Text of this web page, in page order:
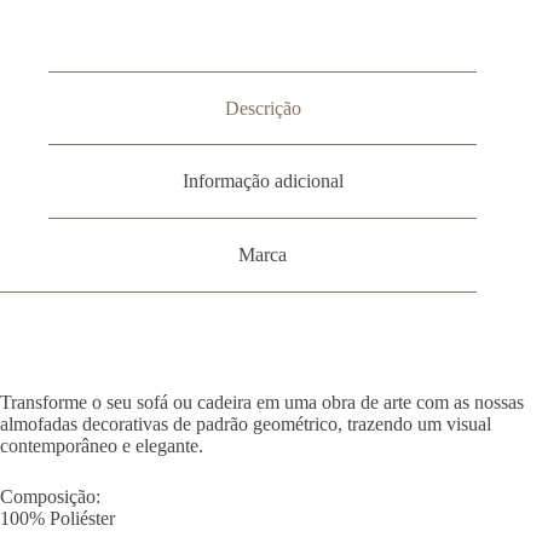
Descrição
Informação adicional
Marca
Transforme o seu sofá ou cadeira em uma obra de arte com as nossas
almofadas decorativas de padrão geométrico, trazendo um visual
contemporâneo e elegante.
Composição:
100% Poliéster